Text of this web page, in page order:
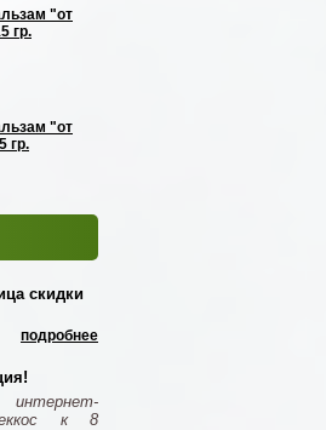
"от
гр.
"от
гр.
скидки
подробнее
интернет-
к 8